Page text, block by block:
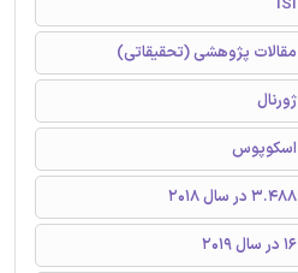
ISI
مقالات پژوهشی (تحقیقاتی)
ژورنال
اسکوپوس
3.488 در سال 2018
16 در سال 2019